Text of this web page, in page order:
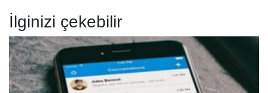
İlginizi çekebilir